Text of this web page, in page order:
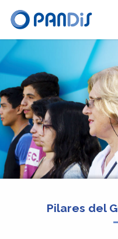
Pilares del